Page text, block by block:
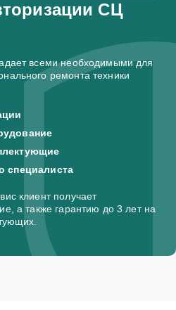
СЦ
всеми необходимыми для
ремонта техники
специалиста
клиент получает
а также гарантию до 3 лет на